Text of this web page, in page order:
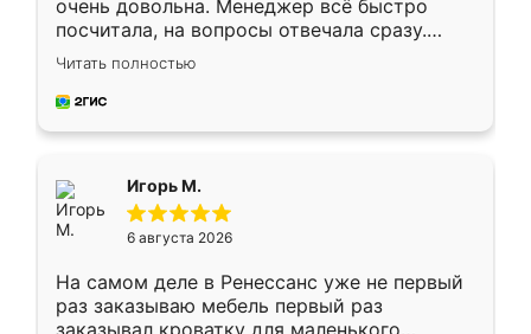
очень довольна. Менеджер всё быстро
посчитала, на вопросы отвечала сразу.
Замерщик приехал в субботу, подошёл к
делу со всей ответственностью. Собрали
за день, ребята работали аккуратно, даже
Читать полностью
Игорь М.
6 августа 2026
На самом деле в Ренессанс уже не первый
раз заказываю мебель первый раз
заказывал кроватку для маленького